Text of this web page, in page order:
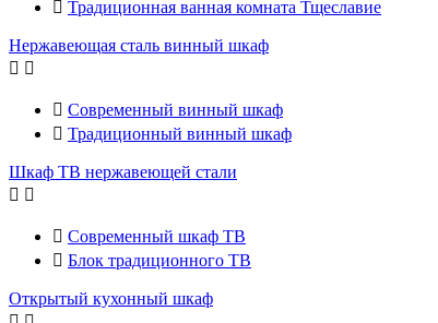
 Традиционная ванная комната Тщеславие
Нержавеющая сталь винный шкаф
 
 Современный винный шкаф
 Традиционный винный шкаф
Шкаф ТВ нержавеющей стали
 
 Современный шкаф ТВ
 Блок традиционного ТВ
Открытый кухонный шкаф